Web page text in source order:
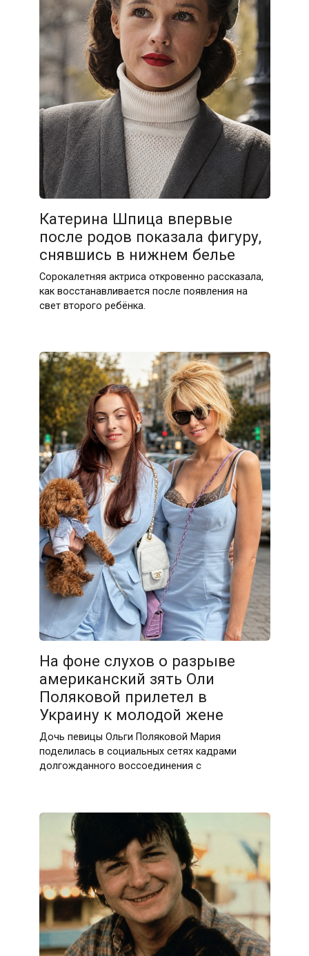
Катерина Шпица впервые
после родов показала фигуру,
снявшись в нижнем белье
Сорокалетняя актриса откровенно рассказала,
как восстанавливается после появления на
свет второго ребёнка.
На фоне слухов о разрыве
американский зять Оли
Поляковой прилетел в
Украину к молодой жене
Дочь певицы Ольги Поляковой Мария
поделилась в социальных сетях кадрами
долгожданного воссоединения с